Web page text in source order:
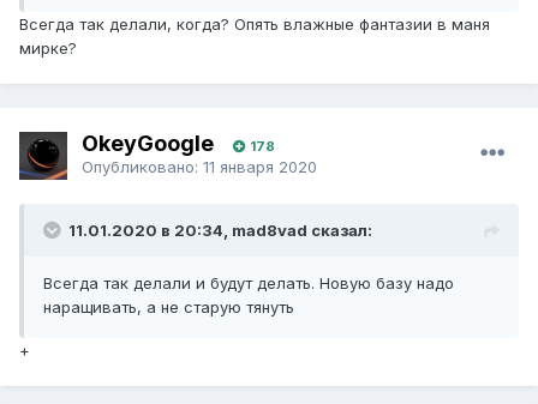
Всегда так делали, когда? Опять влажные фантазии в маня
мирке?
OkeyGoogle 178
Опубликовано: 11 января 2020
11.01.2020 в 20:34, mad8vad сказал:
Всегда так делали и будут делать. Новую базу надо
наращивать, а не старую тянуть
+